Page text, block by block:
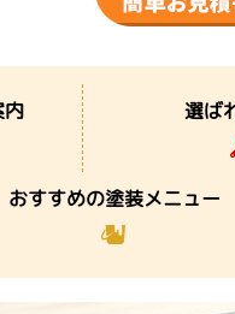
内 選ば
おすすめの塗装メニュー